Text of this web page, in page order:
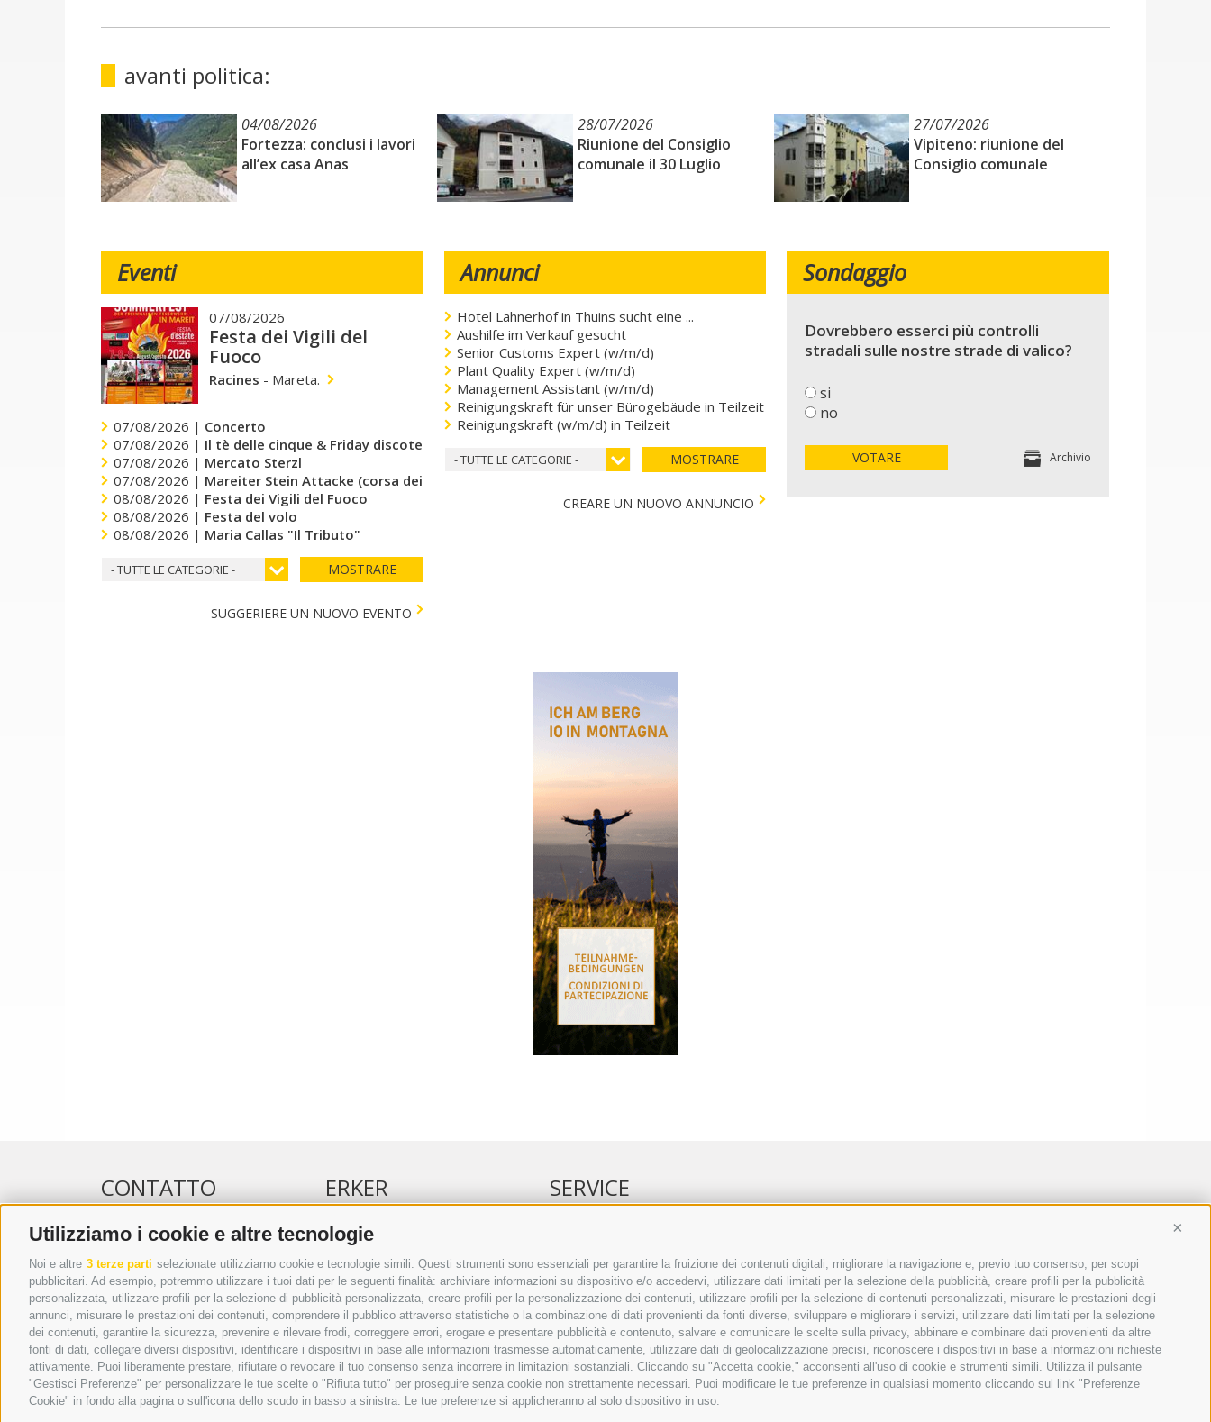
Utilizziamo i cookie e altre tecnologie
Noi e altre 3 terze parti selezionate utilizziamo cookie e tecnologie simili. Questi strumenti sono essenziali per garantire la fruizione dei contenuti digitali, migliorare la navigazione e, previo tuo consenso, per scopi
pubblicitari. Ad esempio, potremmo utilizzare i tuoi dati per le seguenti finalità: archiviare informazioni su dispositivo e/o accedervi, utilizzare dati limitati per la selezione della pubblicità, creare profili per la pubblicità
personalizzata, utilizzare profili per la selezione di pubblicità personalizzata, creare profili per la personalizzazione dei contenuti, utilizzare profili per la selezione di contenuti personalizzati, misurare le prestazioni degli
annunci, misurare le prestazioni dei contenuti, comprendere il pubblico attraverso statistiche o la combinazione di dati provenienti da fonti diverse, sviluppare e migliorare i servizi, utilizzare dati limitati per la selezione
dei contenuti, garantire la sicurezza, prevenire e rilevare frodi, correggere errori, erogare e presentare pubblicità e contenuto, salvare e comunicare le scelte sulla privacy, abbinare e combinare dati provenienti da altre
fonti di dati, collegare diversi dispositivi, identificare i dispositivi in base alle informazioni trasmesse automaticamente, utilizzare dati di geolocalizzazione precisi, riconoscere i dispositivi in base a informazioni richieste
attivamente. Puoi liberamente prestare, rifiutare o revocare il tuo consenso senza incorrere in limitazioni sostanziali. Cliccando su "Accetta cookie," acconsenti all'uso di cookie e strumenti simili. Utilizza il pulsante
"Gestisci Preferenze" per personalizzare le tue scelte o "Rifiuta tutto" per proseguire senza cookie non strettamente necessari. Puoi modificare le tue preferenze in qualsiasi momento cliccando sul link "Preferenze
Cookie" in fondo alla pagina o sull'icona dello scudo in basso a sinistra. Le tue preferenze si applicheranno al solo dispositivo in uso.
avanti politica:
04/08/2026
Fortezza: conclusi i lavori
all’ex casa Anas
28/07/2026
Riunione del Consiglio
comunale il 30 Luglio
27/07/2026
Vipiteno: riunione del
Consiglio comunale
Eventi
07/08/2026
Festa dei Vigili del
Fuoco
Racines - Mareta.
07/08/2026 | Concerto
07/08/2026 | Il tè delle cinque & Friday discoteca del cuore
07/08/2026 | Mercato Sterzl
07/08/2026 | Mareiter Stein Attacke (corsa dei bambini)
08/08/2026 | Festa dei Vigili del Fuoco
08/08/2026 | Festa del volo
08/08/2026 | Maria Callas "Il Tributo"
- TUTTE LE CATEGORIE - MOSTRARE
SUGGERIERE UN NUOVO EVENTO
Annunci
Hotel Lahnerhof in Thuins sucht eine ...
Aushilfe im Verkauf gesucht
Senior Customs Expert (w/m/d)
Plant Quality Expert (w/m/d)
Management Assistant (w/m/d)
Reinigungskraft für unser Bürogebäude in Teilzeit
Reinigungskraft (w/m/d) in Teilzeit
- TUTTE LE CATEGORIE - MOSTRARE
CREARE UN NUOVO ANNUNCIO
Sondaggio
Dovrebbero esserci più controlli
stradali sulle nostre strade di valico?
si
no
VOTARE Archivio
CONTATTO
WIPP-MEDIA GMBH
DER ERKER
CITTÀ NUOVA 20A
I-39049 VIPITENO
TEL.: +39 0472 766876
GRAFIK@DERERKER.IT
INFO@DERERKER.IT
BARBARA.FONTANA@DERERKER.IT
ERKER
PUBBLICITÀ NELL’ERKER
PUBBLICITÀ ONLINE
ADDEBITO DIRETTO SEPA
REGOLAMENTO COMMENTI
ONLINE VOTING
SERVICE
ANNUNCI
LINK UTILI
METEO
WEBCAM
VIDEO
NECROLOGI